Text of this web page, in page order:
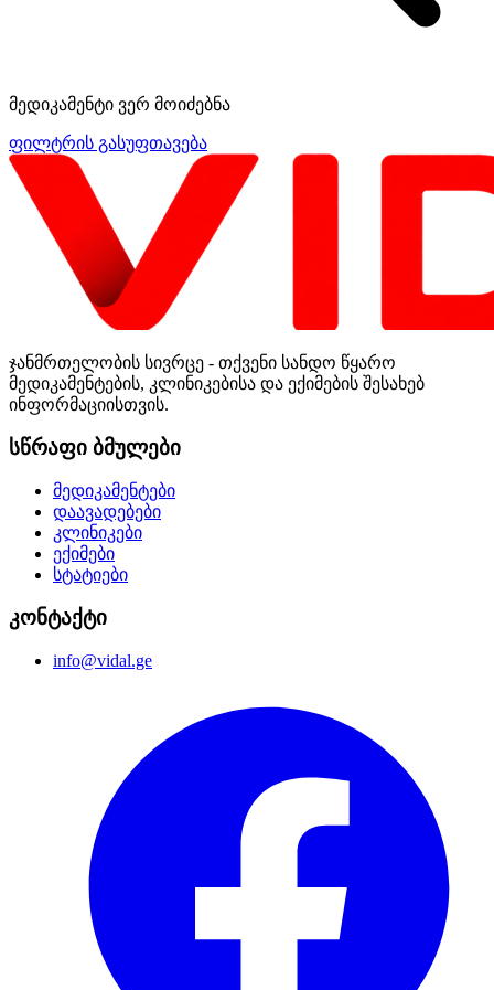
მედიკამენტი ვერ მოიძებნა
ფილტრის გასუფთავება
ჯანმრთელობის სივრცე - თქვენი სანდო წყარო
მედიკამენტების, კლინიკებისა და ექიმების შესახებ
ინფორმაციისთვის.
სწრაფი ბმულები
მედიკამენტები
დაავადებები
კლინიკები
ექიმები
სტატიები
კონტაქტი
info@vidal.ge